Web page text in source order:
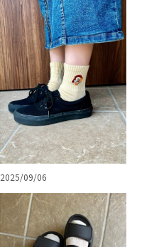
2025/09/06